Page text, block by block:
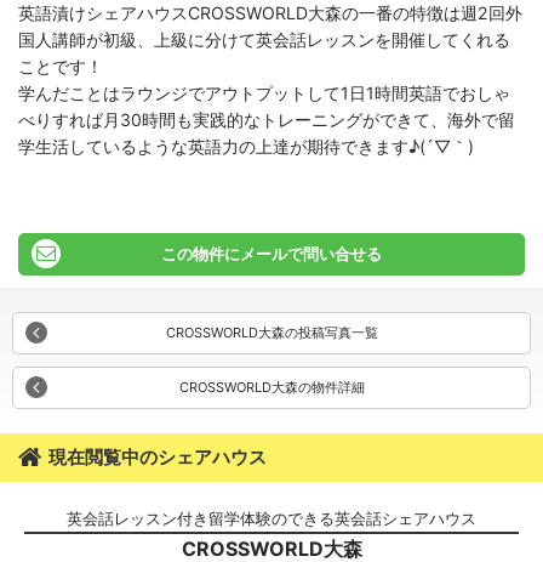
英語漬けシェアハウスCROSSWORLD大森の一番の特徴は週2回外
国人講師が初級、上級に分けて英会話レッスンを開催してくれる
ことです！
学んだことはラウンジでアウトプットして1日1時間英語でおしゃ
べりすれば月30時間も実践的なトレーニングができて、海外で留
学生活しているような英語力の上達が期待できます♪(´▽｀)
この物件にメールで問い合せる
CROSSWORLD大森の投稿写真一覧
CROSSWORLD大森の物件詳細
現在閲覧中のシェアハウス
英会話レッスン付き留学体験のできる英会話シェアハウス
CROSSWORLD大森